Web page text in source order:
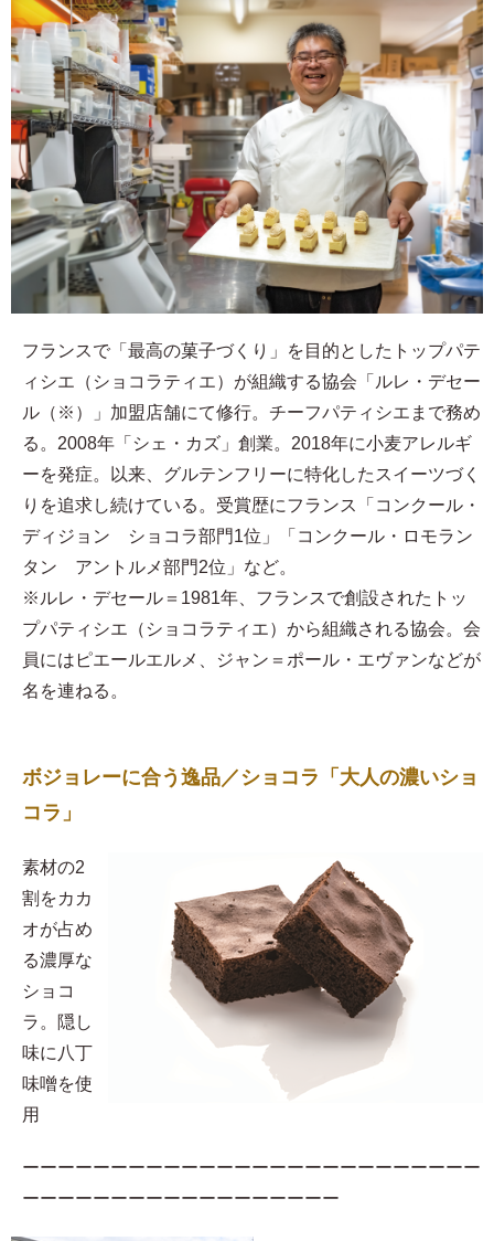
フランスで「最高の菓子づくり」を目的としたトップパテ
ィシエ（ショコラティエ）が組織する協会「ルレ・デセー
ル（※）」加盟店舗にて修行。チーフパティシエまで務め
る。2008年「シェ・カズ」創業。2018年に小麦アレルギ
ーを発症。以来、グルテンフリーに特化したスイーツづく
りを追求し続けている。受賞歴にフランス「コンクール・
ディジョン ショコラ部門1位」「コンクール・ロモラン
タン アントルメ部門2位」など。
※ルレ・デセール＝1981年、フランスで創設されたトッ
プパティシエ（ショコラティエ）から組織される協会。会
員にはピエールエルメ、ジャン＝ポール・エヴァンなどが
名を連ねる。
ボジョレーに合う逸品／ショコラ「大人の濃いショ
コラ」
素材の2
割をカカ
オが占め
る濃厚な
ショコ
ラ。隠し
味に八丁
味噌を使
用​
ーーーーーーーーーーーーーーーーーーーーーーーーーー
ーーーーーーーーーーーーーーーーーー